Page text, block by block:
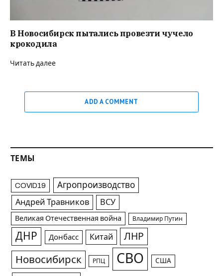
В Новосибирск пытались провезти чучело
крокодила
Читать далее
ADD A COMMENT
ТЕМЫ
COVID19 Агропроизводство
Андрей Травников ВСУ
Великая Отечественная война Владимир Путин
ДНР Донбасс Китай ЛНР
Новосибирск РПЦ СВО США